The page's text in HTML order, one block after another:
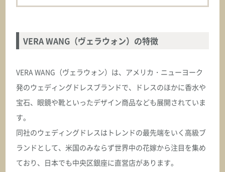
VERA WANG（ヴェラウォン）の特徴
VERA WANG（ヴェラウォン）は、アメリカ・ニューヨーク
発のウェディングドレスブランドで、ドレスのほかに香水や
宝石、眼鏡や靴といったデザイン商品なども展開されていま
す。
同社のウェディングドレスはトレンドの最先端をいく高級ブ
ランドとして、米国のみならず世界中の花嫁から注目を集め
ており、日本でも中央区銀座に直営店があります。